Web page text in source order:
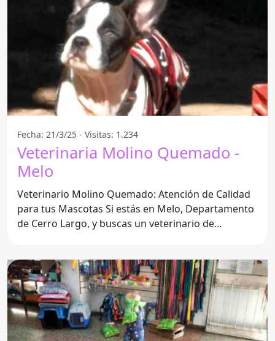
Fecha: 21/3/25 - Visitas: 1.234
Veterinaria Molino Quemado -
Melo
Veterinario Molino Quemado: Atención de Calidad
para tus Mascotas Si estás en Melo, Departamento
de Cerro Largo, y buscas un veterinario de